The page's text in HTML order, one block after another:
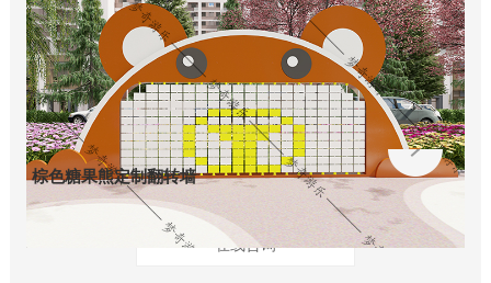
棕色糖果熊定制翻转墙
在线咨询